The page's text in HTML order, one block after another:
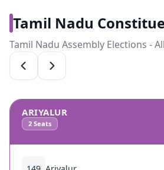
Tamil Nadu
Tamil Nadu Assembly Elections -
ARIYALUR
2 Seats